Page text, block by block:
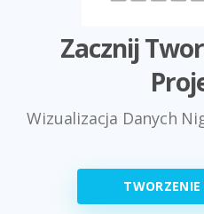
Zacznij
Wizualizacja Danych
TWORZENIE